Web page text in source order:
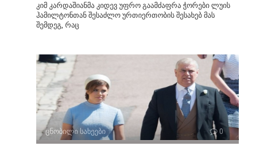
კიმ კარდაშიანმა კიდევ უფრო გაამძაფრა ჭორები ლუის
ჰამილტონთან შესაძლო ურთიერთობის შესახებ მას
შემდეგ, რაც
ცნობილი სახეები 0